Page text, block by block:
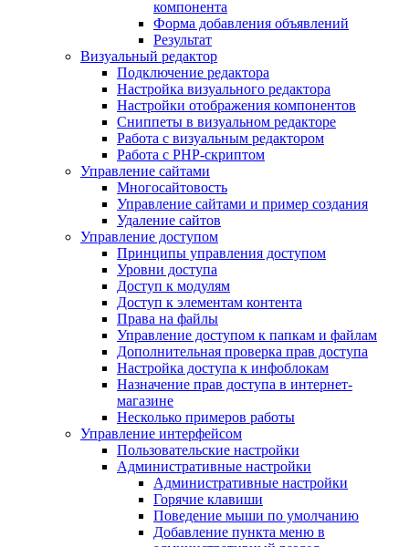
компонента
Форма добавления объявлений
Результат
Визуальный редактор
Подключение редактора
Настройка визуального редактора
Настройки отображения компонентов
Сниппеты в визуальном редакторе
Работа с визуальным редактором
Работа с PHP-скриптом
Управление сайтами
Многосайтовость
Управление сайтами и пример создания
Удаление сайтов
Управление доступом
Принципы управления доступом
Уровни доступа
Доступ к модулям
Доступ к элементам контента
Права на файлы
Управление доступом к папкам и файлам
Дополнительная проверка прав доступа
Настройка доступа к инфоблокам
Назначение прав доступа в интернет-
магазине
Несколько примеров работы
Управление интерфейсом
Пользовательские настройки
Административные настройки
Административные настройки
Горячие клавиши
Поведение мыши по умолчанию
Добавление пункта меню в